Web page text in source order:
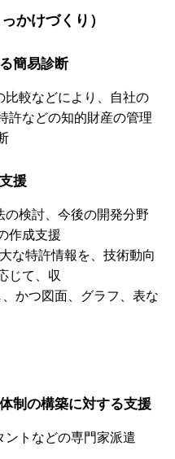
かけづくり）
簡易診断
較などにより、自社の
許などの知的財産の管理
援
検討、今後の開発分野
作成支援
特許情報を、技術動向
じて、収
つ図面、グラフ、表な
制の構築に対する支援
ントなどの専門家派遣